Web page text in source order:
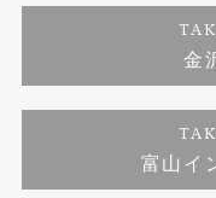
ジュエリーリフォーム
福井指輪工房｜手作りペ
福井指輪工房｜手作り
プライバシーポリシー金
富山イ